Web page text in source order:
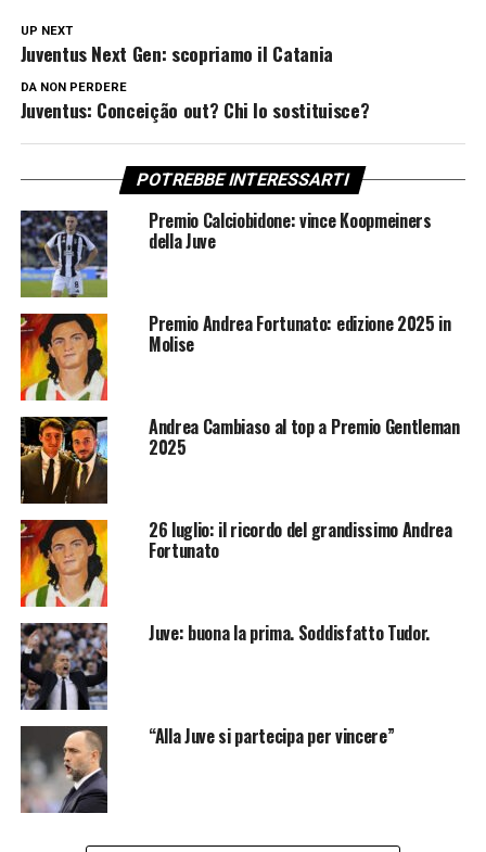
UP NEXT
Juventus Next Gen: scopriamo il Catania
DA NON PERDERE
Juventus: Conceição out? Chi lo sostituisce?
POTREBBE INTERESSARTI
Premio Calciobidone: vince Koopmeiners
della Juve
Premio Andrea Fortunato: edizione 2025 in
Molise
Andrea Cambiaso al top a Premio Gentleman
2025
26 luglio: il ricordo del grandissimo Andrea
Fortunato
Juve: buona la prima. Soddisfatto Tudor.
“Alla Juve si partecipa per vincere”